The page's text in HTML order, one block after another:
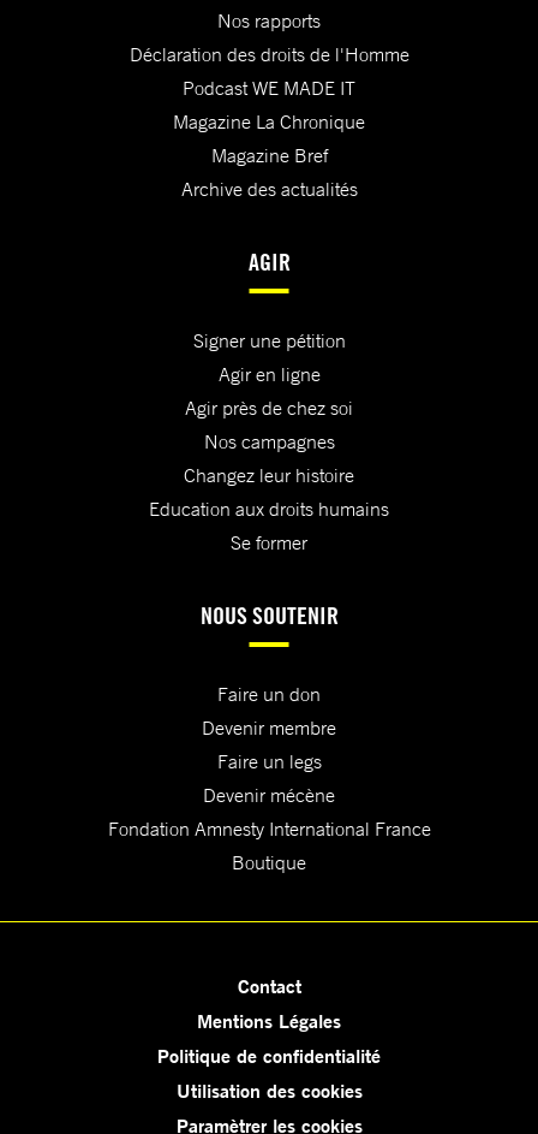
Nos rapports
Déclaration des droits de l'Homme
Podcast WE MADE IT
Magazine La Chronique
Magazine Bref
Archive des actualités
AGIR
Signer une pétition
Agir en ligne
Agir près de chez soi
Nos campagnes
Changez leur histoire
Education aux droits humains
Se former
NOUS SOUTENIR
Faire un don
Devenir membre
Faire un legs
Devenir mécène
Fondation Amnesty International France
Boutique
Contact
Mentions Légales
Politique de confidentialité
Utilisation des cookies
Paramètrer les cookies